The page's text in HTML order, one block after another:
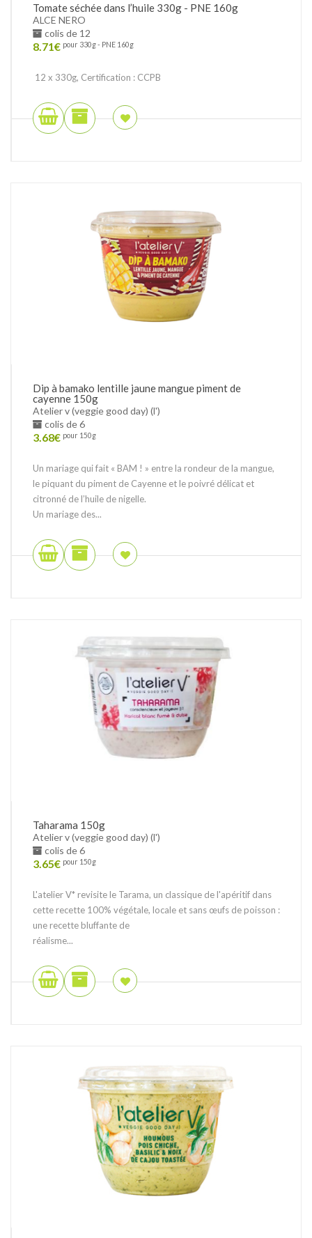
Tomate séchée dans l’huile 330g - PNE 160g
ALCE NERO
colis de 12
8.71€ pour 330g - PNE 160g
12 x 330g, Certification : CCPB
Dip à bamako lentille jaune mangue piment de
cayenne 150g
Atelier v (veggie good day) (l')
colis de 6
3.68€ pour 150g
Un mariage qui fait « BAM ! » entre la rondeur de la mangue,
le piquant du piment de Cayenne et le poivré délicat et
citronné de l’huile de nigelle.
Un mariage des...
Taharama 150g
Atelier v (veggie good day) (l')
colis de 6
3.65€ pour 150g
L'atelier V* revisite le Tarama, un classique de l'apéritif dans
cette recette 100% végétale, locale et sans œufs de poisson :
une recette bluffante de
réalisme...